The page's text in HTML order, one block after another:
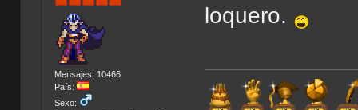
Mensajes: 10466
País:
Sexo:
loquero.